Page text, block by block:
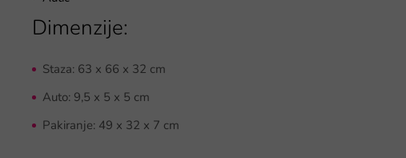
Dimenzije:
Staza: 63 x 66 x 32 cm
Auto: 9,5 x 5 x 5 cm
Pakiranje: 49 x 32 x 7 cm